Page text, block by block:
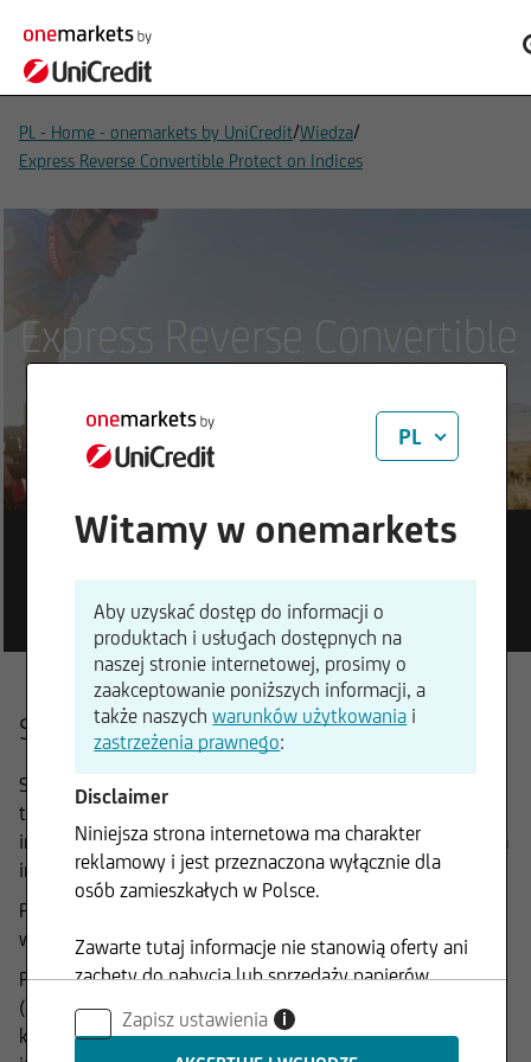
PL - Home - onemarkets by UniCredit/Wiedza/
Express Reverse Convertible Protect on Indices
Express Reverse Convertible
Szczegółowy opis działania
Stopy procentowe są niskie, a rynki akcji poruszają się w
trendzie bocznym. To trudne czasy na wybór właściwej
inwestycji. W tych fazach warto przyjrzeć się alternatywnym
inwestycjom.
Produkty Express Reverse Convertible Protect oferują stałe
wypłaty odsetek niezależnie od zmian ceny akcji.
Ponadto w ustalonych dniach wcześniejszego wykupu
(Express) możliwy jest przedterminowy wykup nominalnej
kwoty 1000 EUR na instrument. Dzieje się tak, gdy cena
PL
Witamy w onemarkets
Aby uzyskać dostęp do informacji o
produktach i usługach dostępnych na
naszej stronie internetowej, prosimy o
zaakceptowanie poniższych informacji, a
także naszychwarunków użytkowania i
zastrzeżenia prawnego:
Disclaimer
Niniejsza strona internetowa ma charakter
reklamowy i jest przeznaczona wyłącznie dla
osób zamieszkałych w Polsce.
Zawarte tutaj informacje nie stanowią oferty ani
zachęty do nabycia lub sprzedaży papierów
wartościowych i nie mogą być wykorzystywane
w żadnej jurysdykcji, w której takie
Zapisz ustawienia i